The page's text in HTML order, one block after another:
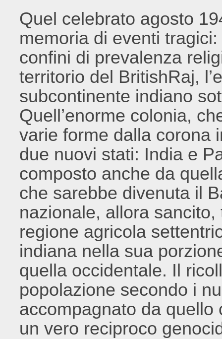
Quel celebrato agosto
memoria di eventi
confini di prevalenza
territorio del BritishRaj,
subcontinente indiano
Quell’enorme colonia,
varie forme dalla corona
due nuovi stati: India e
composto anche da
che sarebbe divenuta il
nazionale, allora
regione agricola
indiana nella sua
quella occidentale. Il
popolazione secondo i
accompagnato da
un vero reciproco